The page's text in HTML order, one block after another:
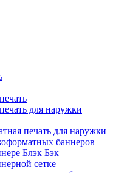
для наружки
печать для наружки
баннеров
Блэк Бэк
сетке